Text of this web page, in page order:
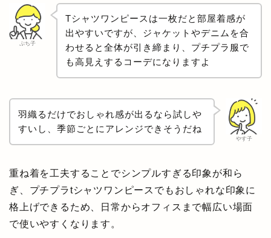
ぷち子
Tシャツワンピースは一枚だと部屋着感が
出やすいですが、ジャケットやデニムを合
わせると全体が引き締まり、プチプラ服で
も高見えするコーデになりますよ
やす子
羽織るだけでおしゃれ感が出るなら試しや
すいし、季節ごとにアレンジできそうだね
重ね着を工夫することでシンプルすぎる印象が和ら
ぎ、プチプラtシャツワンピースでもおしゃれな印象に
格上げできるため、日常からオフィスまで幅広い場面
で使いやすくなります。